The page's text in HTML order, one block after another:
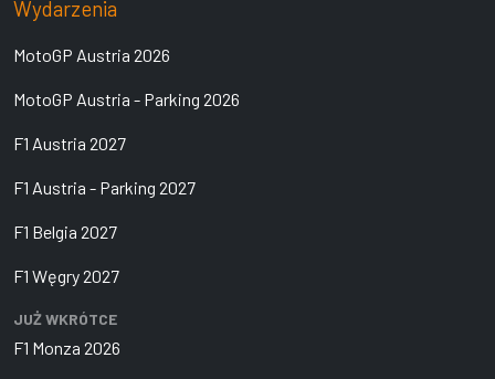
Wydarzenia
MotoGP Austria 2026
MotoGP Austria - Parking 2026
F1 Austria 2027
F1 Austria - Parking 2027
F1 Belgia 2027
F1 Węgry 2027
JUŻ WKRÓTCE
F1 Monza 2026